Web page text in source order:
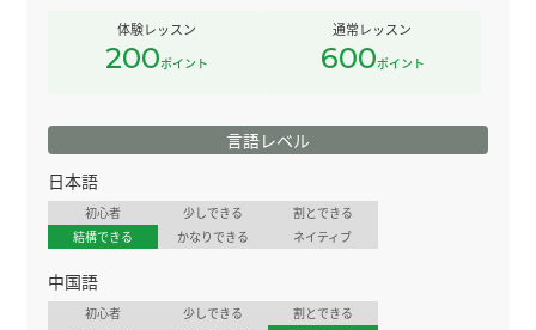
体験レッスン
200ポイント
通常レッスン
600ポイント
言語レベル
日本語
初心者 少しできる
割とできる
結構できる
かなりできる ネイティブ
中国語
初心者 少しできる
割とできる